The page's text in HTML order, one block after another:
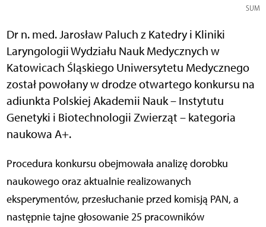
SUM
Dr n. med. Jarosław Paluch z Katedry i Kliniki
Laryngologii Wydziału Nauk Medycznych w
Katowicach Śląskiego Uniwersytetu Medycznego
został powołany w drodze otwartego konkursu na
adiunkta Polskiej Akademii Nauk – Instytutu
Genetyki i Biotechnologii Zwierząt – kategoria
naukowa A+.
Procedura konkursu obejmowała analizę dorobku
naukowego oraz aktualnie realizowanych
eksperymentów, przesłuchanie przed komisją PAN, a
następnie tajne głosowanie 25 pracowników